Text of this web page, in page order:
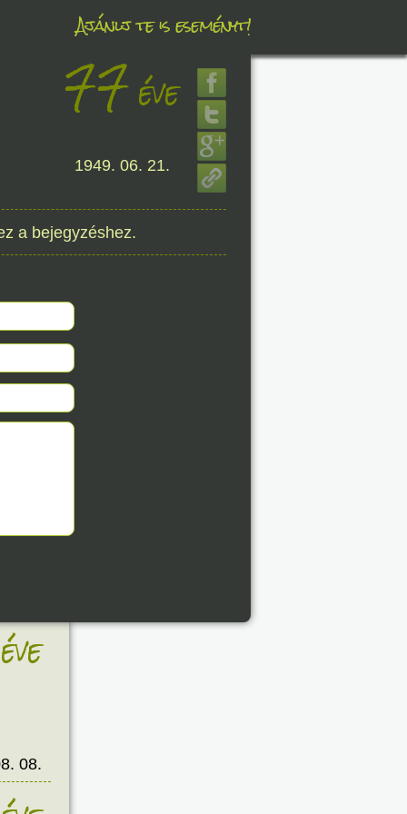
Ajánlj te is eseményt!
08.
éve
08.
77éve
1949. 06. 21.
a bejegyzéshez.